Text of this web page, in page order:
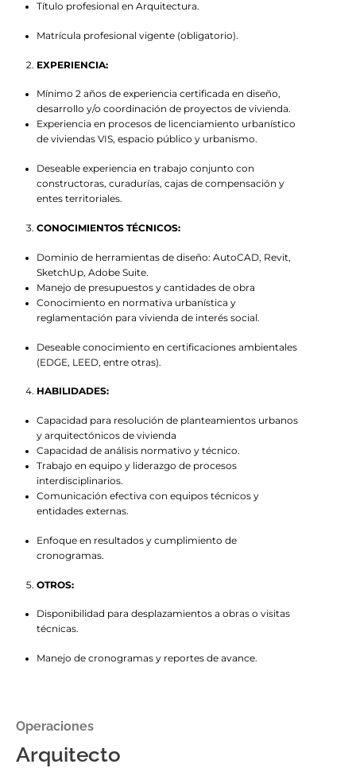
Título profesional en Arquitectura.
Matrícula profesional vigente (obligatorio).
EXPERIENCIA:
Mínimo 2 años de experiencia certificada en diseño,
desarrollo y/o coordinación de proyectos de vivienda.
Experiencia en procesos de licenciamiento urbanístico
de viviendas VIS, espacio público y urbanismo.
Deseable experiencia en trabajo conjunto con
constructoras, curadurías, cajas de compensación y
entes territoriales.
CONOCIMIENTOS TÉCNICOS:
Dominio de herramientas de diseño: AutoCAD, Revit,
SketchUp, Adobe Suite.
Manejo de presupuestos y cantidades de obra
Conocimiento en normativa urbanística y
reglamentación para vivienda de interés social.
Deseable conocimiento en certificaciones ambientales
(EDGE, LEED, entre otras).
HABILIDADES:
Capacidad para resolución de planteamientos urbanos
y arquitectónicos de vivienda
Capacidad de análisis normativo y técnico.
Trabajo en equipo y liderazgo de procesos
interdisciplinarios.
Comunicación efectiva con equipos técnicos y
entidades externas.
Enfoque en resultados y cumplimiento de
cronogramas.
OTROS:
Disponibilidad para desplazamientos a obras o visitas
técnicas.
Manejo de cronogramas y reportes de avance.
Operaciones
Arquitecto